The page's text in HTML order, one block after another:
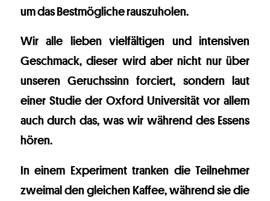
um das Bestmögliche rauszuholen.
Wir alle lieben vielfältigen und intensiven
Geschmack, dieser wird aber nicht nur über
unseren Geruchssinn forciert, sondern laut
einer Studie der Oxford Universität vor allem
auch durch das, was wir während des Essens
hören.
In einem Experiment tranken die Teilnehmer
zweimal den gleichen Kaffee, während sie die